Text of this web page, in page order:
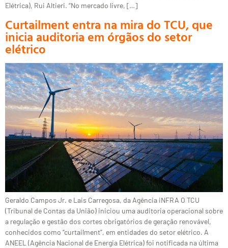
Elétrica), Rui Altieri. “No mercado livre, […]
Curtailment entra na mira do TCU, que
inicia auditoria em órgãos do setor
elétrico
Geraldo Campos Jr. e Lais Carregosa, da Agência iNFRA O TCU
(Tribunal de Contas da União) iniciou uma auditoria operacional sobre
a regulação e gestão dos cortes obrigatórios de geração renovável,
conhecidos como “curtailment”, em entidades do setor elétrico. A
ANEEL (Agência Nacional de Energia Elétrica) foi notificada na última